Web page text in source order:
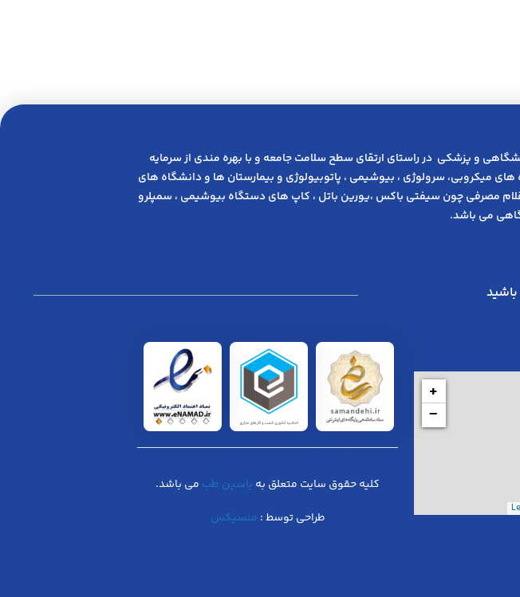
و پزشکی در راﺳﺘﺎی ارﺗﻘﺎی ﺳﻄﺢ ﺳﻼﻣﺖ ﺟﺎﻣﻌﻪ و ﺑﺎ ﺑﻬﺮه ﻣﻨﺪی از ﺳﺮﻣﺎﯾﻪ
میکروبی، ﺳﺮوﻟﻮژی ، ﺑﯿﻮﺷﯿﻤﯽ ، پاتوبیولوژی و بیمارستان ها و دانشگاه های
مصرفی چون سیفتی باکس ،یورین باتل ، کاپ های دستگاه بیوشیمی ، سمپلرو
می باشد.
باشید
+
−
کلیه حقوق سایت متعلق به یاسین طب می باشد.
طراحی توسط : منسیکس